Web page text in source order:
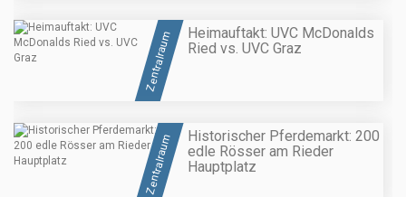
Zentralraum
Heimauftakt: UVC McDonalds
Ried vs. UVC Graz
Zentralraum
Historischer Pferdemarkt: 200
edle Rösser am Rieder
Hauptplatz